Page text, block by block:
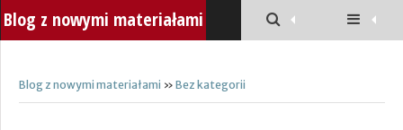
Blog z nowymi materiałami
Blog z nowymi materiałami » Bez kategorii